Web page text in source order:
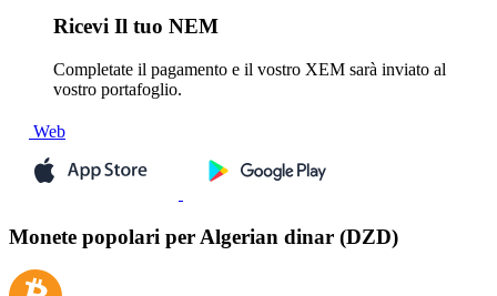
Ricevi Il tuo NEM
Completate il pagamento e il vostro XEM sarà inviato al
vostro portafoglio.
Web
Monete popolari per Algerian dinar (DZD)